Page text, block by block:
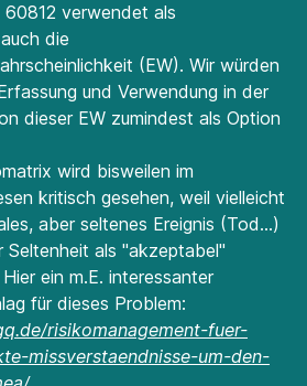
verwendet als
die
(EW). Wir würden
und Verwendung in der
dieser EW zumindest als Option
wird bisweilen im
kritisch gesehen, weil vielleicht
aber seltenes Ereignis (Tod...)
Seltenheit als "akzeptabel"
ein m.E. interessanter
für dieses Problem:
risikomanagement-fuer-
missverstaendnisse-um-den-